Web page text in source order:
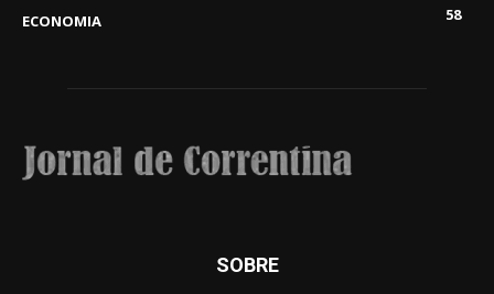
ECONOMIA
58
SOBRE